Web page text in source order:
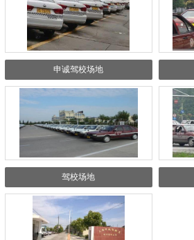
申诚驾校场地
驾校场地